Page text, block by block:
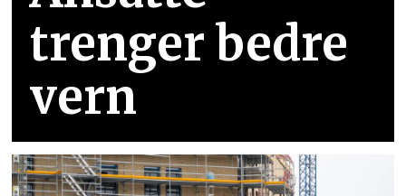
trenger bedre
vern